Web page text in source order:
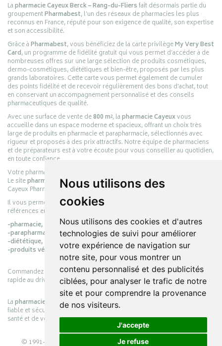
Nous utilisons des
cookies
Nous utilisons des cookies et d'autres
technologies de suivi pour améliorer
votre expérience de navigation sur
notre site, pour vous montrer un
contenu personnalisé et des publicités
ciblées, pour analyser le trafic de notre
site et pour comprendre la provenance
de nos visiteurs.
J'accepte
Je refuse
Lapharmacie Cayeux Berck – Rang-du-Fliersfait désormais partie du
groupementPharmabest, l’un des réseaux de pharmacies les plus
reconnus en France, réputé pour son exigence de qualité, son expertise
et son accessibilité.
Grâce àPharmabest, vous bénéficiez de la carte privilègeMy Very Best
Card, un programme de fidélité gratuit qui vous permet d’accéder à de
nombreuses offres sur une large sélection de produits cosmétiques,
dermo-cosmétiques, diététiques et bien-être, proposés par les plus
grands laboratoires. Cette carte vous permet également de cumuler
des points fidélité et de recevoir régulièrement des bons d’achat, tout
en conservant un accompagnement personnalisé et des conseils
pharmaceutiques de qualité.
Avec une surface de vente de800 m², lapharmacie Cayeuxvous
accueille dans un espace moderne et spacieux, offrant un choix très
large de produits en pharmacie et parapharmacie, sélectionnés avec
rigueur et proposés à des prix attractifs. Notre équipe de pharmaciens
et de préparateurs est à votre écoute pour vous conseiller au quotidien,
en toute confiance.
Votre pharmacie en ligne :
Le sitepharmacie-cayeux.frest le prolongement digital de la pharmacie
Cayeux Pharmabest Berck-sur-Mer – Rang-du-Fliers.
Il vous permet de réaliser vos achats en ligne parmi des milliers de
références en :
-pharmacie,
-parapharmacie,
-diététique,
-produits vétérinaires.
Commandez simplement vos produits en ligne et choisissez le retrait
rapide au drive ou la livraison à domicile, en toute simplicité.
Lapharmacie Cayeuxs’engage à vous offrir une expérience pratique,
fiable et sécurisée, en officine comme en ligne, au service de votre
santé et de votre bien-être.
© 1991-2026 PHARMACIE CAYEUX– Tous droits réservés –